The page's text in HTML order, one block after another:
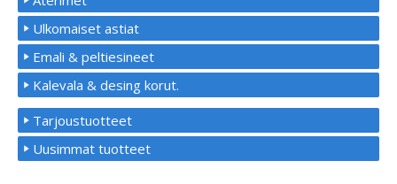
Ulkomaiset astiat
Emali & peltiesineet
Kalevala & desing korut.
Tarjoustuotteet
Uusimmat tuotteet